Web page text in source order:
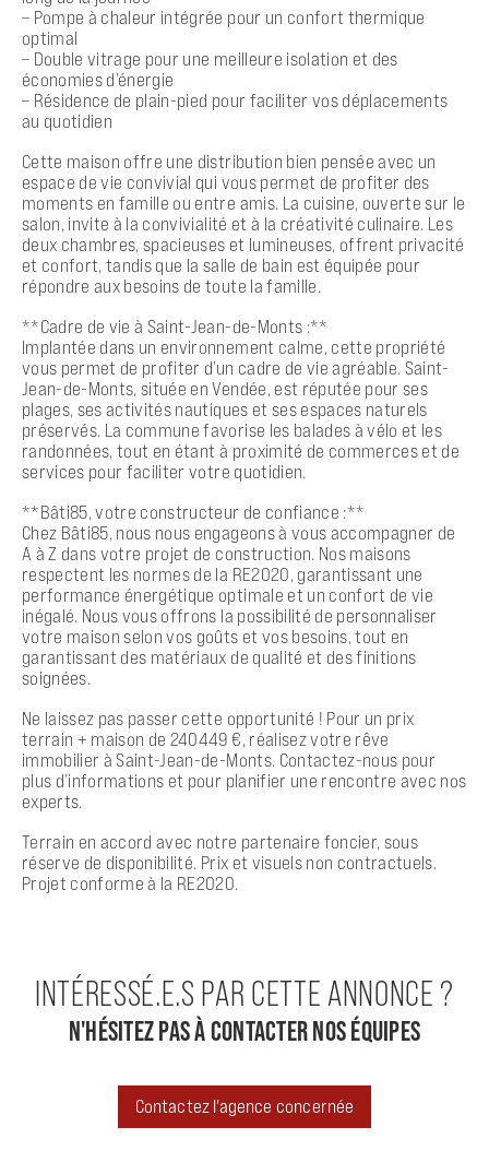
– Pompe à chaleur intégrée pour un confort thermique
optimal
– Double vitrage pour une meilleure isolation et des
économies d’énergie
– Résidence de plain-pied pour faciliter vos déplacements
au quotidien
Cette maison offre une distribution bien pensée avec un
espace de vie convivial qui vous permet de profiter des
moments en famille ou entre amis. La cuisine, ouverte sur le
salon, invite à la convivialité et à la créativité culinaire. Les
deux chambres, spacieuses et lumineuses, offrent privacité
et confort, tandis que la salle de bain est équipée pour
répondre aux besoins de toute la famille.
**Cadre de vie à Saint-Jean-de-Monts :**
Implantée dans un environnement calme, cette propriété
vous permet de profiter d’un cadre de vie agréable. Saint-
Jean-de-Monts, située en Vendée, est réputée pour ses
plages, ses activités nautiques et ses espaces naturels
préservés. La commune favorise les balades à vélo et les
randonnées, tout en étant à proximité de commerces et de
services pour faciliter votre quotidien.
**Bâti85, votre constructeur de confiance :**
Chez Bâti85, nous nous engageons à vous accompagner de
A à Z dans votre projet de construction. Nos maisons
respectent les normes de la RE2020, garantissant une
performance énergétique optimale et un confort de vie
inégalé. Nous vous offrons la possibilité de personnaliser
votre maison selon vos goûts et vos besoins, tout en
garantissant des matériaux de qualité et des finitions
soignées.
Ne laissez pas passer cette opportunité ! Pour un prix
terrain + maison de 240449 €, réalisez votre rêve
immobilier à Saint-Jean-de-Monts. Contactez-nous pour
plus d’informations et pour planifier une rencontre avec nos
experts.
Terrain en accord avec notre partenaire foncier, sous
réserve de disponibilité. Prix et visuels non contractuels.
Projet conforme à la RE2020.
N'HÉSITEZ PAS À CONTACTER NOS ÉQUIPES
INTÉRESSÉ.E.S PAR CETTE ANNONCE ?
Contactez l'agence concernée